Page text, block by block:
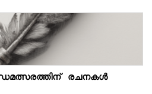
രചനകൾ